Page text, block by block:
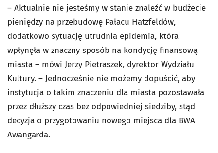
– Aktualnie nie jesteśmy w stanie znaleźć w budżecie
pieniędzy na przebudowę Pałacu Hatzfeldów,
dodatkowo sytuację utrudnia epidemia, która
wpłynęła w znaczny sposób na kondycję finansową
miasta – mówi Jerzy Pietraszek, dyrektor Wydziału
Kultury. – Jednocześnie nie możemy dopuścić, aby
instytucja o takim znaczeniu dla miasta pozostawała
przez dłuższy czas bez odpowiedniej siedziby, stąd
decyzja o przygotowaniu nowego miejsca dla BWA
Awangarda.